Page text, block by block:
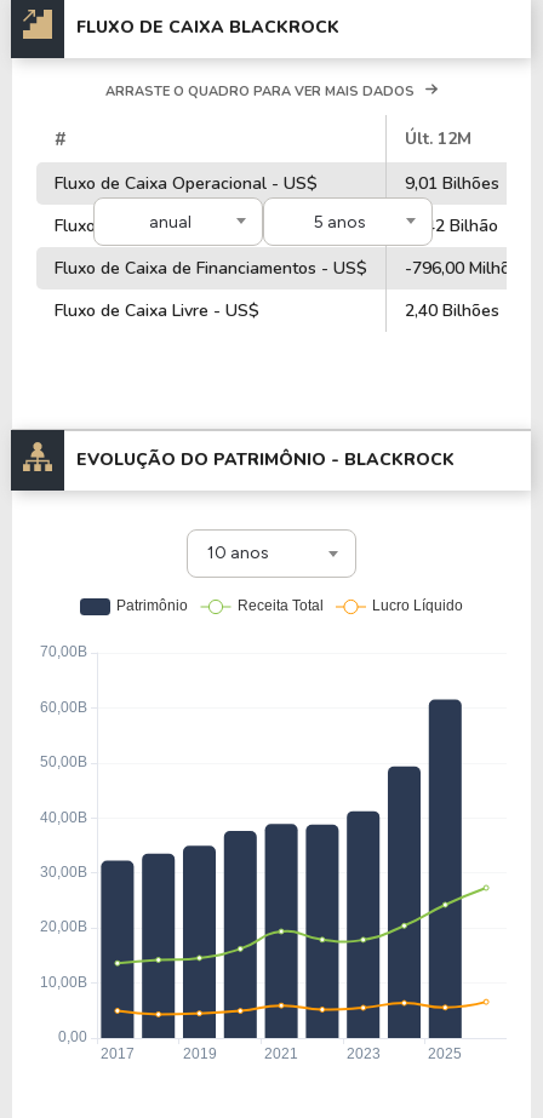
FLUXO DE CAIXA BLACKROCK
anual 5 anos
ARRASTE O QUADRO PARA VER MAIS DADOS
#
Últ. 12M
Fluxo de Caixa Operacional - US$
9,01 Bilhões
Fluxo de Caixa de Investimentos - US$
-1,42 Bilhão
Fluxo de Caixa de Financiamentos - US$
-796,00 Milhões
Fluxo de Caixa Livre - US$
2,40 Bilhões
EVOLUÇÃO DO PATRIMÔNIO - BLACKROCK
10 anos